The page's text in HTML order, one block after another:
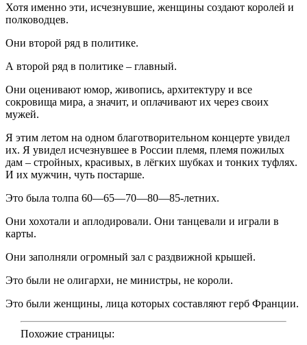
Хотя именно эти, исчезнувшие, женщины создают королей и
полководцев.
Они второй ряд в политике.
А второй ряд в политике – главный.
Они оценивают юмор, живопись, архитектуру и все
сокровища мира, а значит, и оплачивают их через своих
мужей.
Я этим летом на одном благотворительном концерте увидел
их. Я увидел исчезнувшее в России племя, племя пожилых
дам – стройных, красивых, в лёгких шубках и тонких туфлях.
И их мужчин, чуть постарше.
Это была толпа 60—65—70—80—85-летних.
Они хохотали и аплодировали. Они танцевали и играли в
карты.
Они заполняли огромный зал с раздвижной крышей.
Это были не олигархи, не министры, не короли.
Это были женщины, лица которых составляют герб Франции.
Похожие страницы: